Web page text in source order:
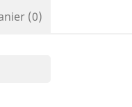
(0)